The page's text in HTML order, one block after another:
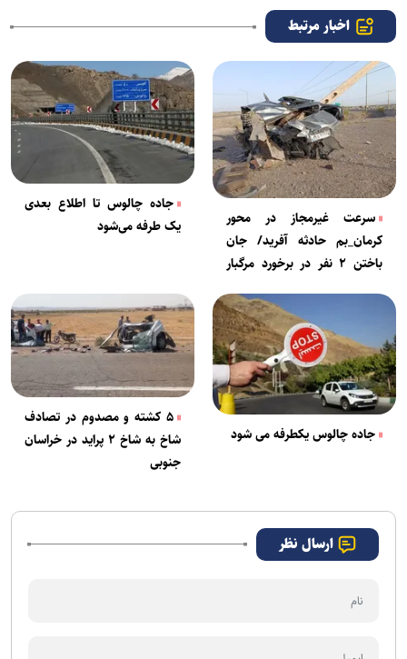
اخبار مرتبط
سرعت غیرمجاز در محور
کرمان_بم حادثه آفرید/ جان
باختن ۲ نفر در برخورد مرگبار
جاده چالوس تا اطلاع بعدی
یک طرفه می‌شود
جاده چالوس یکطرفه می شود
۵ کشته و مصدوم در تصادف
شاخ به شاخ ۲ پراید در خراسان
جنوبی
ارسال نظر